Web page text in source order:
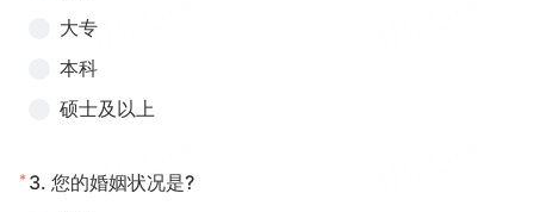
大专
本科
硕士及以上
* 3. 您的婚姻状况是?